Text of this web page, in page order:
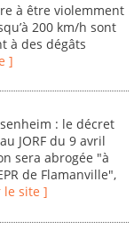
à être violemment
200 km/h sont
à des dégâts
]
: le décret
JORF du 9 avril
sera abrogée "à
de Flamanville",
le site ]